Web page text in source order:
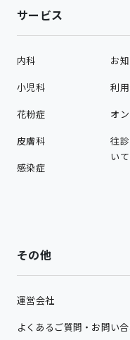
サービス
内科
小児科
花粉症
皮膚科
感染症
お
利
オ
往
いて
その他
運営会社
よくあるご質問・お問い